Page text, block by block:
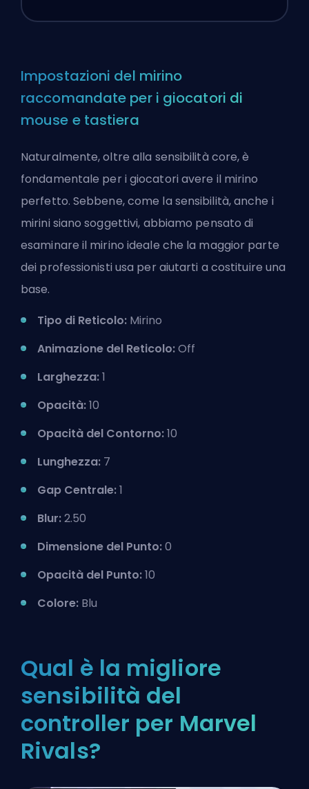
Impostazioni del mirino
raccomandate per i giocatori di
mouse e tastiera
Naturalmente, oltre alla sensibilità core, è
fondamentale per i giocatori avere il mirino
perfetto. Sebbene, come la sensibilità, anche i
mirini siano soggettivi, abbiamo pensato di
esaminare il mirino ideale che la maggior parte
dei professionisti usa per aiutarti a costituire una
base.
Tipo di Reticolo: Mirino
Animazione del Reticolo:Off
Larghezza:1
Opacità:10
Opacità del Contorno:10
Lunghezza: 7
Gap Centrale:1
Blur:2.50
Dimensione del Punto:0
Opacità del Punto:10
Colore: Blu
Qual è la migliore
sensibilità del
controller per Marvel
Rivals?